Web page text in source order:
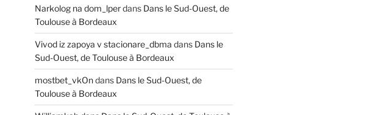
Narkolog na dom_lperdans Dans le Sud-Ouest, de
Toulouse à Bordeaux
Vivod iz zapoya v stacionare_dbma dans Dans le
Sud-Ouest, de Toulouse à Bordeaux
mostbet_vkOndans Dans le Sud-Ouest, de
Toulouse à Bordeaux